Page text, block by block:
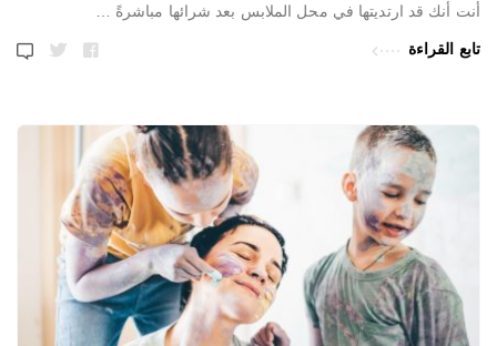
أنت أنك قد ارتديتها في محل الملابس بعد شرائها مباشرةً …
تابع القراءة